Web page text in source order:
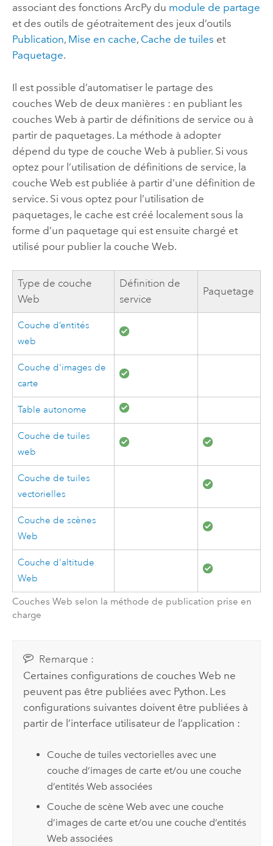
associant des fonctions ArcPydu module de partage
et des outils de géotraitement des jeux d’outils
Publication, Mise en cache, Cache de tuiles et
Paquetage.
Il est possible d’automatiser le partage des
couches Web de deux manières : en publiant les
couches Web à partir de définitions de service ou à
partir de paquetages. La méthode à adopter
dépend du type de couche Web à publier. Si vous
optez pour l’utilisation de définitions de service, la
couche Web est publiée à partir d’une définition de
service. Si vous optez pour l’utilisation de
paquetages, le cache est créé localement sous la
forme d’un paquetage qui est ensuite chargé et
utilisé pour publier la couche Web.
Type de couche
Web
Définition de
service
Paquetage
Couche d’entités
web
Couche d'images de
carte
Table autonome
Couche de tuiles
web
Couche de tuiles
vectorielles
Couche de scènes
Web
Couche d'altitude
Web
Couches Web selon la méthode de publication prise en
charge
Remarque :
Certaines configurations de couches Web ne
peuvent pas être publiées avec Python. Les
configurations suivantes doivent être publiées à
partir de l’interface utilisateur de l’application :
Couche de tuiles vectorielles avec une
couche d’images de carte et/ou une couche
d’entités Web associées
Couche de scène Web avec une couche
d’images de carte et/ou une couche d’entités
Web associées